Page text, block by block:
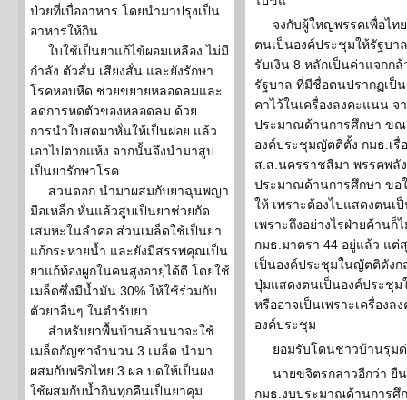
ป่วยที่เบื่ออาหาร โดยนำมาปรุงเป็น
อาหารให้กิน
ใบใช้เป็นยาแก้ไข้ผอมเหลือง ไม่มี
กำลัง ตัวสั่น เสียงสั่น และยังรักษา
โรคหอบหืด ช่วยขยายหลอดลมและ
ลดการหดตัวของหลอดลม ด้วย
การนำใบสดมาหั่นให้เป็นฝอย แล้ว
เอาไปตากแห้ง จากนั้นจึงนำมาสูบ
เป็นยารักษาโรค
ส่วนดอก นำมาผสมกับยาฉุนพญา
มือเหล็ก หั่นแล้วสูบเป็นยาช่วยกัด
เสมหะในลำคอ ส่วนเมล็ดใช้เป็นยา
แก้กระหายน้ำ และยังมีสรรพคุณเป็น
ยาแก้ท้องผูกในคนสูงอายุได้ดี โดยใช้
เมล็ดซึ่งมีน้ำมัน 30% ให้ใช้ร่วมกับ
ตัวยาอื่นๆ ในตำรับยา
สำหรับยาพื้นบ้านล้านนาจะใช้
เมล็ดกัญชาจำนวน 3 เมล็ด นำมา
ผสมกับพริกไทย 3 ผล บดให้เป็นผง
ใช้ผสมกับน้ำกินทุกคืนเป็นยาคุม
จงกับผู้ใหญ่พรรคเพื่อไท
ตนเป็นองค์ประชุมให้รัฐบา
รับเงิน 8 หลักเป็นค่าแจกก
รัฐบาล ที่มีชื่อตนปรากฏเป็
คาไว้ในเครื่องลงคะแนน
ประมาณด้านการศึกษา ขณ
องค์ประชุมญัตติตั้ง กมธ.เรื่
ส.ส.นครราชสีมา พรรคพลั
ประมาณด้านการศึกษา ข
ให้ เพราะต้องไปแสดงตน
เพราะถึงอย่างไรฝ่ายค้าน
กมธ.มาตรา 44 อยู่แล้ว แ
เป็นองค์ประชุมในญัตติดัง
ปุ่มแสดงตนเป็นองค์ประชุม
หรืออาจเป็นเพราะเครื่อง
องค์ประชุม
ยอมรับโดนชาวบ้านรุมด่
นายขจิตรกล่าวอีกว่า ยื
กมธ.งบประมาณด้านการศึ